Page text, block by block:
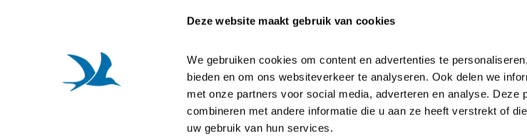
Deze website maakt gebruik van cookies
We gebruiken cookies om content en advertenties te
bieden en om ons websiteverkeer te analyseren. Ook delen we
met onze partners voor social media, adverteren en analyse. Deze
combineren met andere informatie die u aan ze heeft verstrekt of
uw gebruik van hun services.